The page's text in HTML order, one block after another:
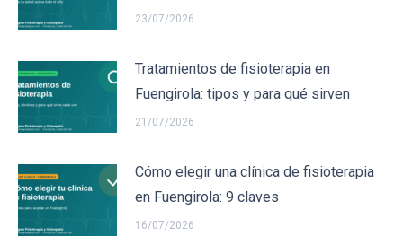
23/07/2026
Tratamientos de fisioterapia en
Fuengirola: tipos y para qué sirven
21/07/2026
Cómo elegir una clínica de fisioterapia
en Fuengirola: 9 claves
16/07/2026